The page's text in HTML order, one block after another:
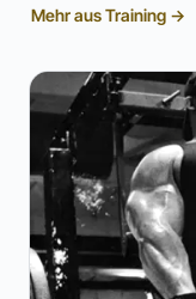
Mehr aus Training →